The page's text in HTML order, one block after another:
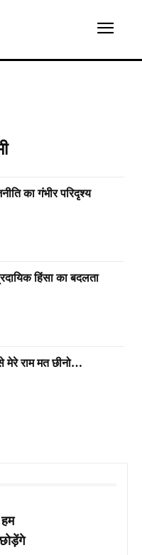
का गंभीर परिदृश्य
हिंसा का बदलता
मेरे राम मत छीनो…